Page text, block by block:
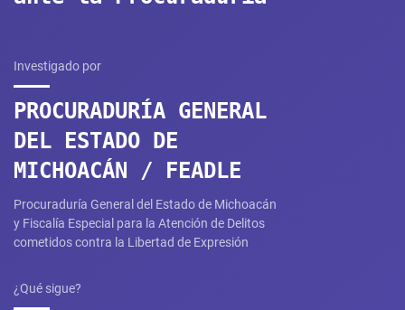
Investigado por
PROCURADURÍA GENERAL
DEL ESTADO DE
MICHOACÁN / FEADLE
Procuraduría General del Estado de Michoacán
y Fiscalía Especial para la Atención de Delitos
cometidos contra la Libertad de Expresión​​​
¿Qué sigue?